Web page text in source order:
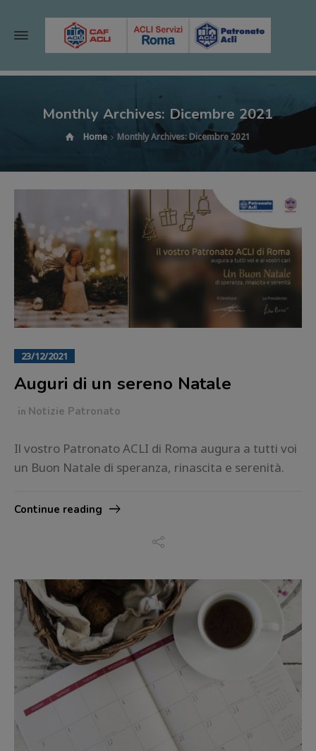
Monthly Archives: Dicembre 2021
Home Monthly Archives: Dicembre 2021
23/12/2021
Auguri di un sereno Natale
in Notizie Patronato
Il vostro Patronato ACLI di Roma augura a tutti voi
un Buon Natale di speranza, rinascita e serenità.
Continue reading